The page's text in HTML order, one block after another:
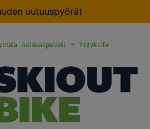
uutuuspyörät
Asiakaspalvelu Yrityksille